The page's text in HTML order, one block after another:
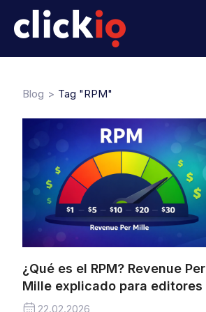
Blog Tag "RPM"
¿Qué es el RPM? Revenue Per
Mille explicado para editores
22.02.2026